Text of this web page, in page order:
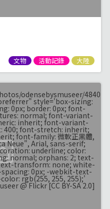
文物 活動記錄 大陸